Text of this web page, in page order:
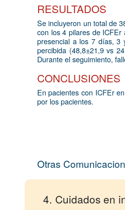
RESULTADOS
Se incluyeron un total de
con los 4 pilares de ICFEr
presencial a los 7 días, 3
percibida (48,8±21,9 vs
Durante el seguimiento,
CONCLUSIONES
En pacientes con ICFEr
por los pacientes.
Otras
4. Cuidados en